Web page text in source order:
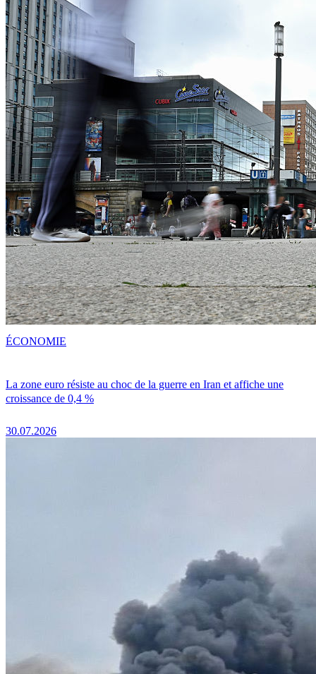
La zone euro résiste au choc de la guerre en Iran et affiche une
croissance de 0,4 %
30.07.2026
ÉCONOMIE